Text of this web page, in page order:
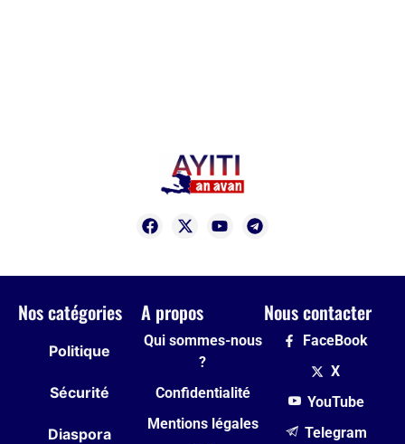
Nos catégories
Politique
Sécurité
Diaspora
A propos
Qui sommes-nous
?
Confidentialité
Mentions légales
Nous contacter
FaceBook
X
YouTube
Telegram